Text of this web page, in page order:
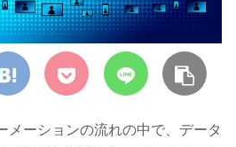
メーションの流れの中で、データ